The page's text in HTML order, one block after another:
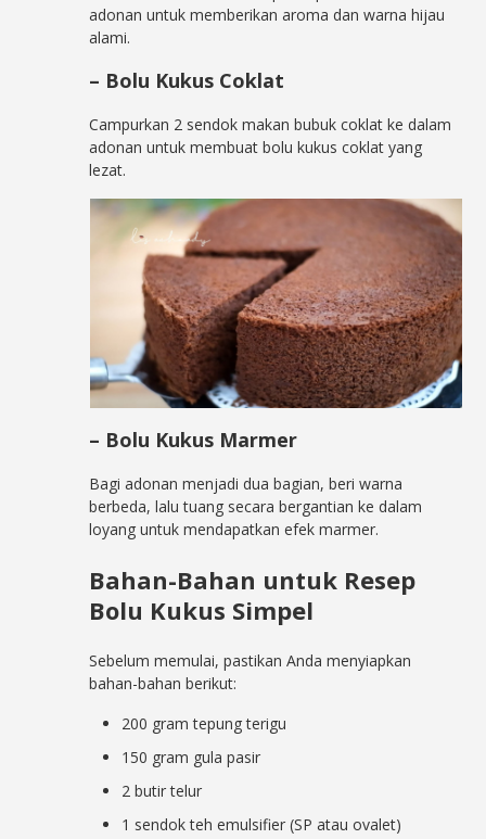
adonan untuk memberikan aroma dan warna hijau
alami.
– Bolu Kukus Coklat
Campurkan 2 sendok makan bubuk coklat ke dalam
adonan untuk membuat bolu kukus coklat yang
lezat.
– Bolu Kukus Marmer
Bagi adonan menjadi dua bagian, beri warna
berbeda, lalu tuang secara bergantian ke dalam
loyang untuk mendapatkan efek marmer.
Bahan-Bahan untuk Resep
Bolu Kukus Simpel
Sebelum memulai, pastikan Anda menyiapkan
bahan-bahan berikut:
200 gram tepung terigu
150 gram gula pasir
2 butir telur
1 sendok teh emulsifier (SP atau ovalet)